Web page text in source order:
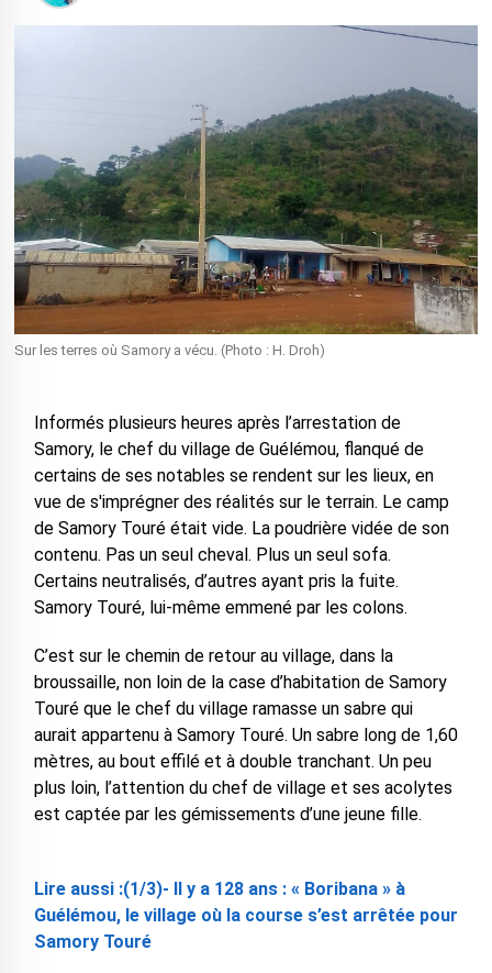
Sur les terres où Samory a vécu. (Photo : H. Droh)
Informés plusieurs heures après l’arrestation de
Samory, le chef du village de Guélémou, flanqué de
certains de ses notables se rendent sur les lieux, en
vue de s'imprégner des réalités sur le terrain. Le camp
de Samory Touré était vide. La poudrière vidée de son
contenu. Pas un seul cheval. Plus un seul sofa.
Certains neutralisés, d’autres ayant pris la fuite.
Samory Touré, lui-même emmené par les colons.
C’est sur le chemin de retour au village, dans la
broussaille, non loin de la case d’habitation de Samory
Touré que le chef du village ramasse un sabre qui
aurait appartenu à Samory Touré. Un sabre long de 1,60
mètres, au bout effilé et à double tranchant. Un peu
plus loin, l’attention du chef de village et ses acolytes
est captée par les gémissements d’une jeune fille.
Lire aussi :(1/3)- Il y a 128 ans : « Boribana » à
Guélémou, le village où la course s’est arrêtée pour
Samory Touré